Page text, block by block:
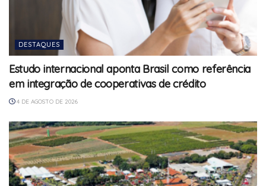
DESTAQUES
Estudo internacional aponta Brasil como referência
em integração de cooperativas de crédito
4 DE AGOSTO DE 2026